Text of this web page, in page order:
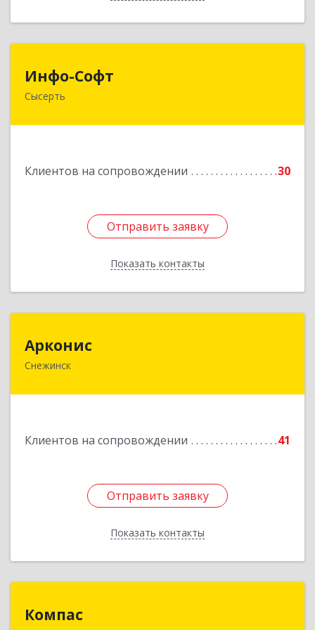
Инфо-Софт
Сысерть
Клиентов на сопровождении 30
Отправить заявку
Показать контакты
624021, Свердловская обл, Сысерть г, Коммуны
Отправить заявку
Назад
Арконис
Снежинск
Клиентов на сопровождении 41
Отправить заявку
Показать контакты
Отправить заявку
Назад
Компас